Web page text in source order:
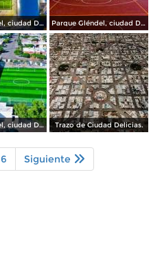
Parque Gléndel, ciudad Delicias. Parque Gléndel, ciudad Delicias Chihuahua.
Parque Gléndel, ciudad Delicias. Trazo de Ciudad Delicias.
6 Siguiente